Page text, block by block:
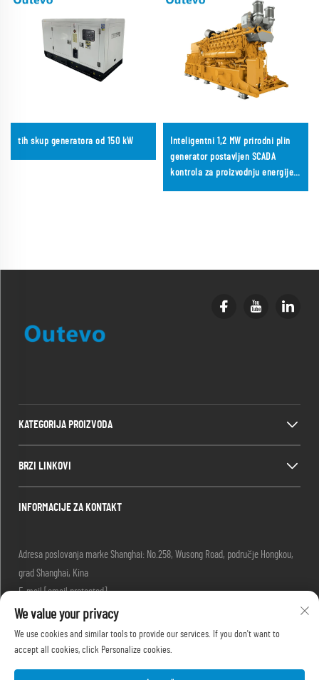
tih skup generatora od 150 kW
Inteligentni 1,2 MW prirodni plin
generator postavljen SCADA
kontrola za proizvodnju energije u
KATEGORIJA PROIZVODA
BRZI LINKOVI
INFORMACIJE ZA KONTAKT
Adresa poslovanja marke Shanghai: No.258, Wusong Road, područje Hongkou,
grad Shanghai, Kina
E-mail:[email protected]
-Tel.+86-13280087620
-Tel.
+86-13280035385
-Tel.+86-13280039195
We value your privacy
We use cookies and similar tools to provide our services. If you don't want to
accept all cookies, click Personalize cookies.